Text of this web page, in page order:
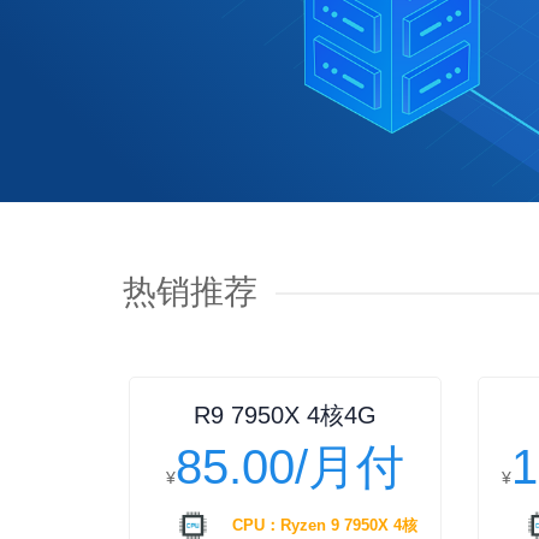
热销推荐
R9 7950X 4核4G
¥85.00/月付
CPU：Ryzen 9 7950X 4核
¥